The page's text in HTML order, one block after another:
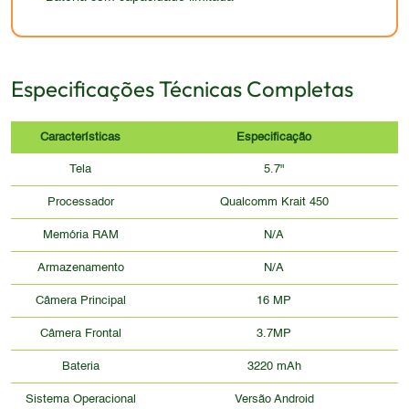
tendências atuais do mercado e pode não agradar
dispositivo com design moderno.
Especificações Técnicas Completas
Características Especificação
Tela 5.7"
Processador Qualcomm Krait 450
Memória RAM N/A
Armazenamento N/A
Câmera Principal 16 MP
Câmera Frontal 3.7MP
Bateria 3220 mAh
Sistema Operacional Versão Android